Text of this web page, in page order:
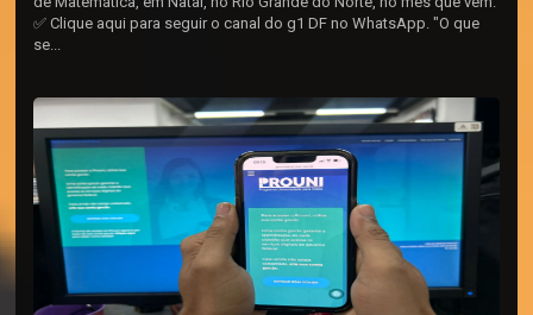
✅ Clique aqui para seguir o canal do g1 DF no WhatsApp. "O que
se...